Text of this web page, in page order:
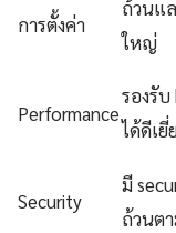
การตั้งค่า
ถ้วนแ
ใหญ่
Performance
รองรั
ได้ดีเยี่
Security
มี
ถ้วนต